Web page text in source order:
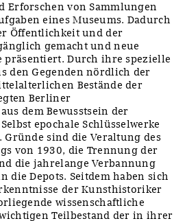
Erforschen von Sammlungen
eines Museums. Dadurch
Öffentlichkeit und der
gemacht und neue
präsentiert. Durch ihre spezielle
den Gegenden nördlich der
Bestände der
Berliner
dem Bewusstsein der
epochale Schlüsselwerke
sind die Veraltung des
von 1930, die Trennung der
die jahrelange Verbannung
die Depots. Seitdem haben sich
der Kunsthistoriker
wissenschaftliche
Teilbestand der in ihrer